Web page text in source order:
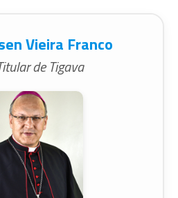
Vieira Franco
de Tigava